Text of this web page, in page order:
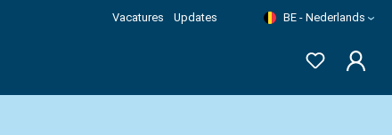
Vacatures Updates BE - Nederlands